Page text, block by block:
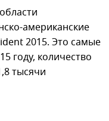
американские
2015. Это самые
году, количество
тысячи